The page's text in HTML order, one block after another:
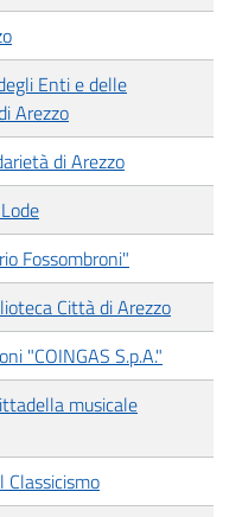
Enti e delle
Arezzo
di Arezzo
Fossombroni"
Città di Arezzo
"COINGAS S.p.A."
musicale